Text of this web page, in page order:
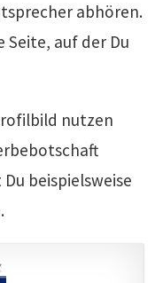
abhören.
Seite, auf der Du
nutzen
beispielsweise